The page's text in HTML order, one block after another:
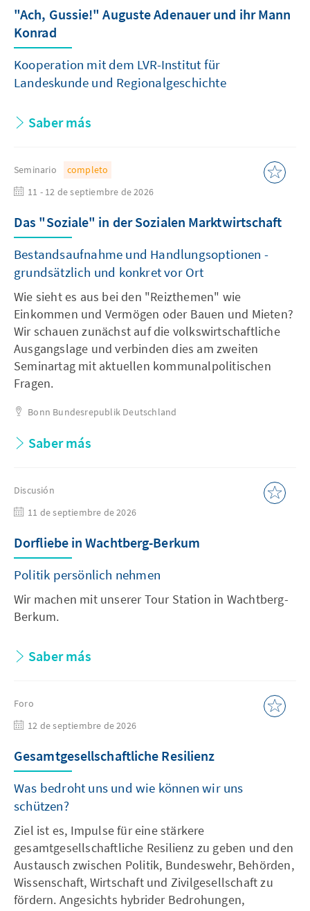
"Ach, Gussie!" Auguste Adenauer und ihr Mann
Konrad
Kooperation mit dem LVR-Institut für
Landeskunde und Regionalgeschichte
Saber más
Seminario
completo
11 - 12 de septiembre de 2026
Das "Soziale" in der Sozialen Marktwirtschaft
Bestandsaufnahme und Handlungsoptionen -
grundsätzlich und konkret vor Ort
Wie sieht es aus bei den "Reizthemen" wie
Einkommen und Vermögen oder Bauen und Mieten?
Wir schauen zunächst auf die volkswirtschaftliche
Ausgangslage und verbinden dies am zweiten
Seminartag mit aktuellen kommunalpolitischen
Fragen.
Bonn Bundesrepublik Deutschland
Saber más
Discusión
11 de septiembre de 2026
Dorfliebe in Wachtberg-Berkum
Politik persönlich nehmen
Wir machen mit unserer Tour Station in Wachtberg-
Berkum.
Saber más
Foro
12 de septiembre de 2026
Gesamtgesellschaftliche Resilienz
Was bedroht uns und wie können wir uns
schützen?
Ziel ist es, Impulse für eine stärkere
gesamtgesellschaftliche Resilienz zu geben und den
Austausch zwischen Politik, Bundeswehr, Behörden,
Wissenschaft, Wirtschaft und Zivilgesellschaft zu
fördern. Angesichts hybrider Bedrohungen,